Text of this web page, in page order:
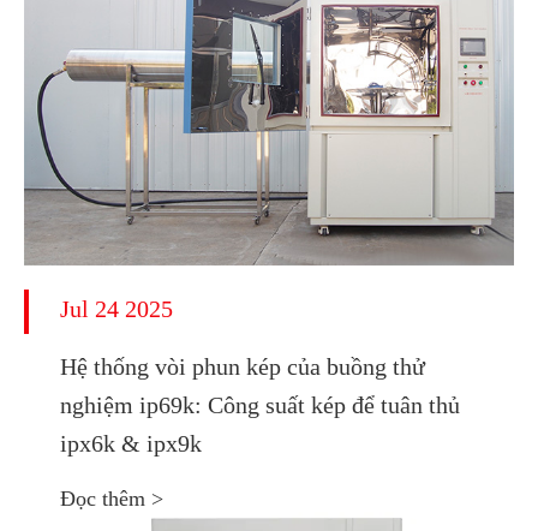
Jul 24 2025
Hệ thống vòi phun kép của buồng thử
nghiệm ip69k: Công suất kép để tuân thủ
ipx6k & ipx9k
Đọc thêm >